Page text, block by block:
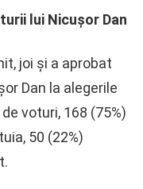
lui Nicușor Dan
joi și a aprobat
Dan la alegerile
voturi, 168 (75%)
50 (22%)